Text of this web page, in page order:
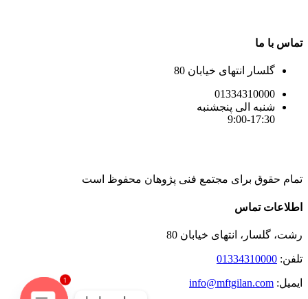
تماس با ما
گلسار انتهای خیابان 80
01334310000
شنبه الی پنجشنبه
9:00-17:30
تمام حقوق برای مجتمع فنی پژوهان محفوظ است
Instagram
LinkedIn
Toggle
Bar
Area
اطلاعات تماس
رشت، گلسار، انتهای خیابان 80
تلفن: 01334310000
ایمیل: info@mftgilan.com
1